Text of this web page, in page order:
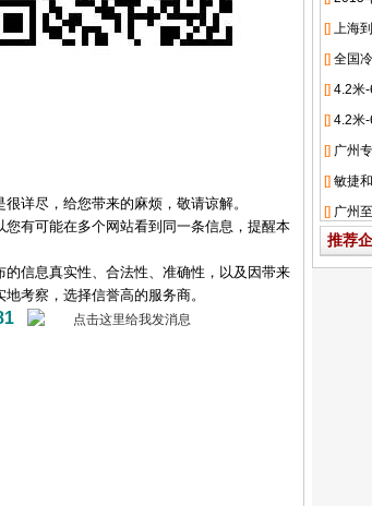
详尽，给您带来的麻烦，敬请谅解。
有可能在多个网站看到同一条信息，提醒本
信息真实性、合法性、准确性，以及因带来
考察，选择信誉高的服务商。
推荐